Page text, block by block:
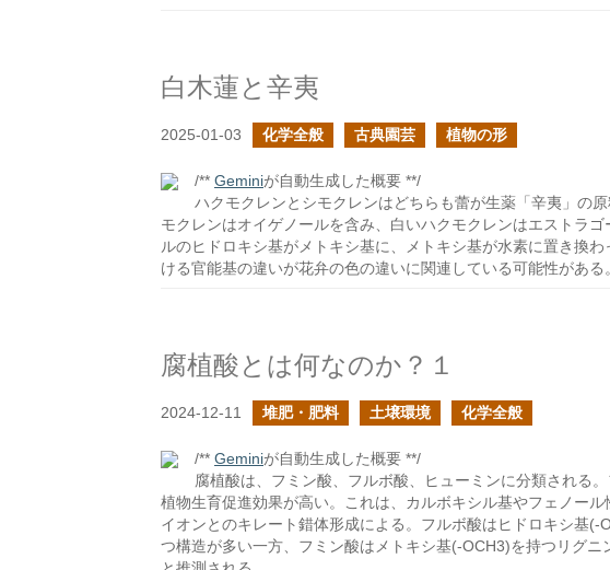
白木蓮と辛夷
2025-01-03 化学全般 古典園芸 植物の形
/** Geminiが自動生成した概要 **/
ハクモクレンとシモクレンはどちらも蕾が生薬「辛夷」の
モクレンはオイゲノールを含み、白いハクモクレンはエストラ
ルのヒドロキシ基がメトキシ基に、メトキシ基が水素に置き換
ける官能基の違いが花弁の色の違いに関連している可能性がある。
腐植酸とは何なのか？１
2024-12-11 堆肥・肥料 土壌環境 化学全般
/** Geminiが自動生成した概要 **/
腐植酸は、フミン酸、フルボ酸、ヒューミンに分類される
植物生育促進効果が高い。これは、カルボキシル基やフェノー
イオンとのキレート錯体形成による。フルボ酸はヒドロキシ基
つ構造が多い一方、フミン酸はメトキシ基(-OCH3)を持つリグ